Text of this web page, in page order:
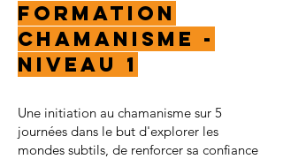
FORMATION
CHAMANISME -
NIVEAU 1
Une initiation au chamanisme sur 5
journées dans le but d'explorer les
mondes subtils, de renforcer sa confiance